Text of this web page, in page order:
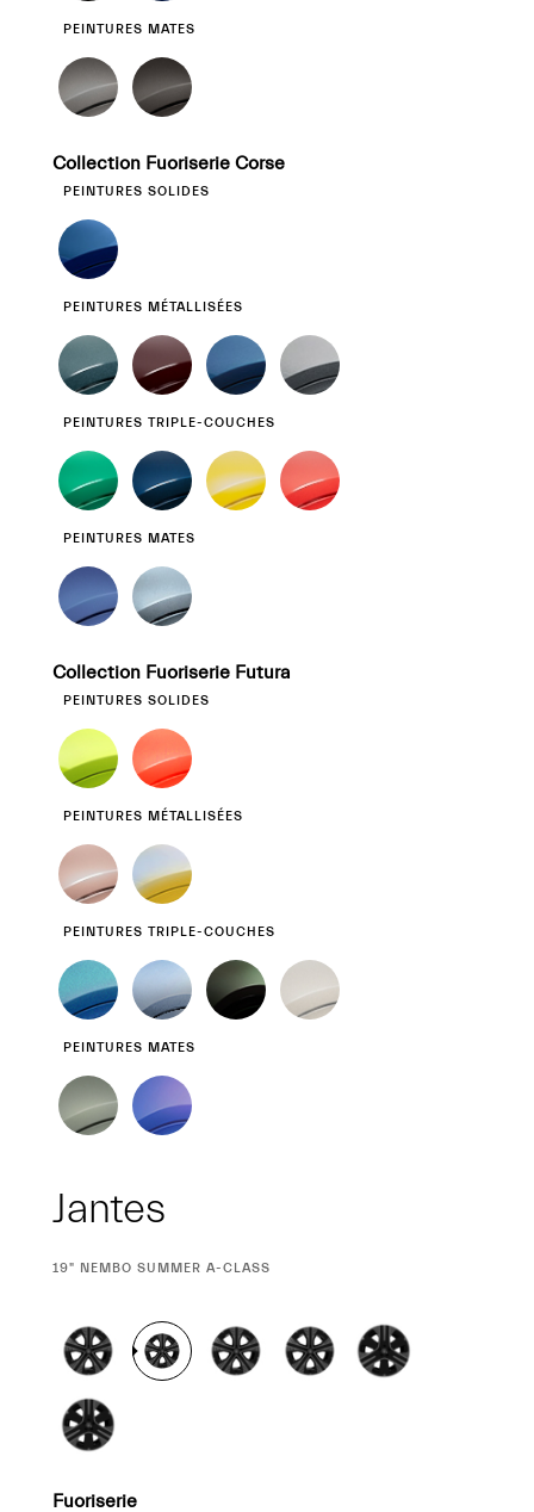
PEINTURES MATES
Collection Fuoriserie Corse
PEINTURES SOLIDES
PEINTURES MÉTALLISÉES
PEINTURES TRIPLE-COUCHES
PEINTURES MATES
Collection Fuoriserie Futura
PEINTURES SOLIDES
PEINTURES MÉTALLISÉES
PEINTURES TRIPLE-COUCHES
PEINTURES MATES
Jantes
SÉLECTION
19" NEMBO SUMMER A-CLASS
Fuoriserie